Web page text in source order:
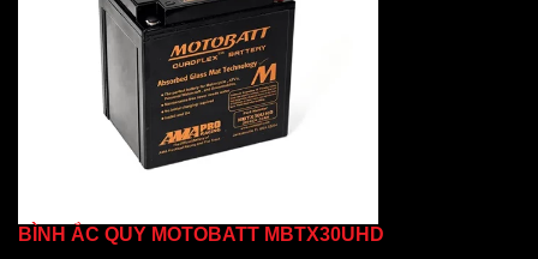
BÌNH ẮC QUY MOTOBATT MBTX30UHD